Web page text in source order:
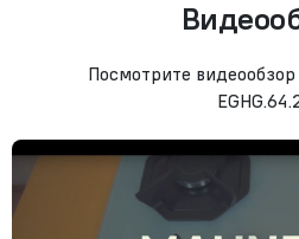
Посмотрите